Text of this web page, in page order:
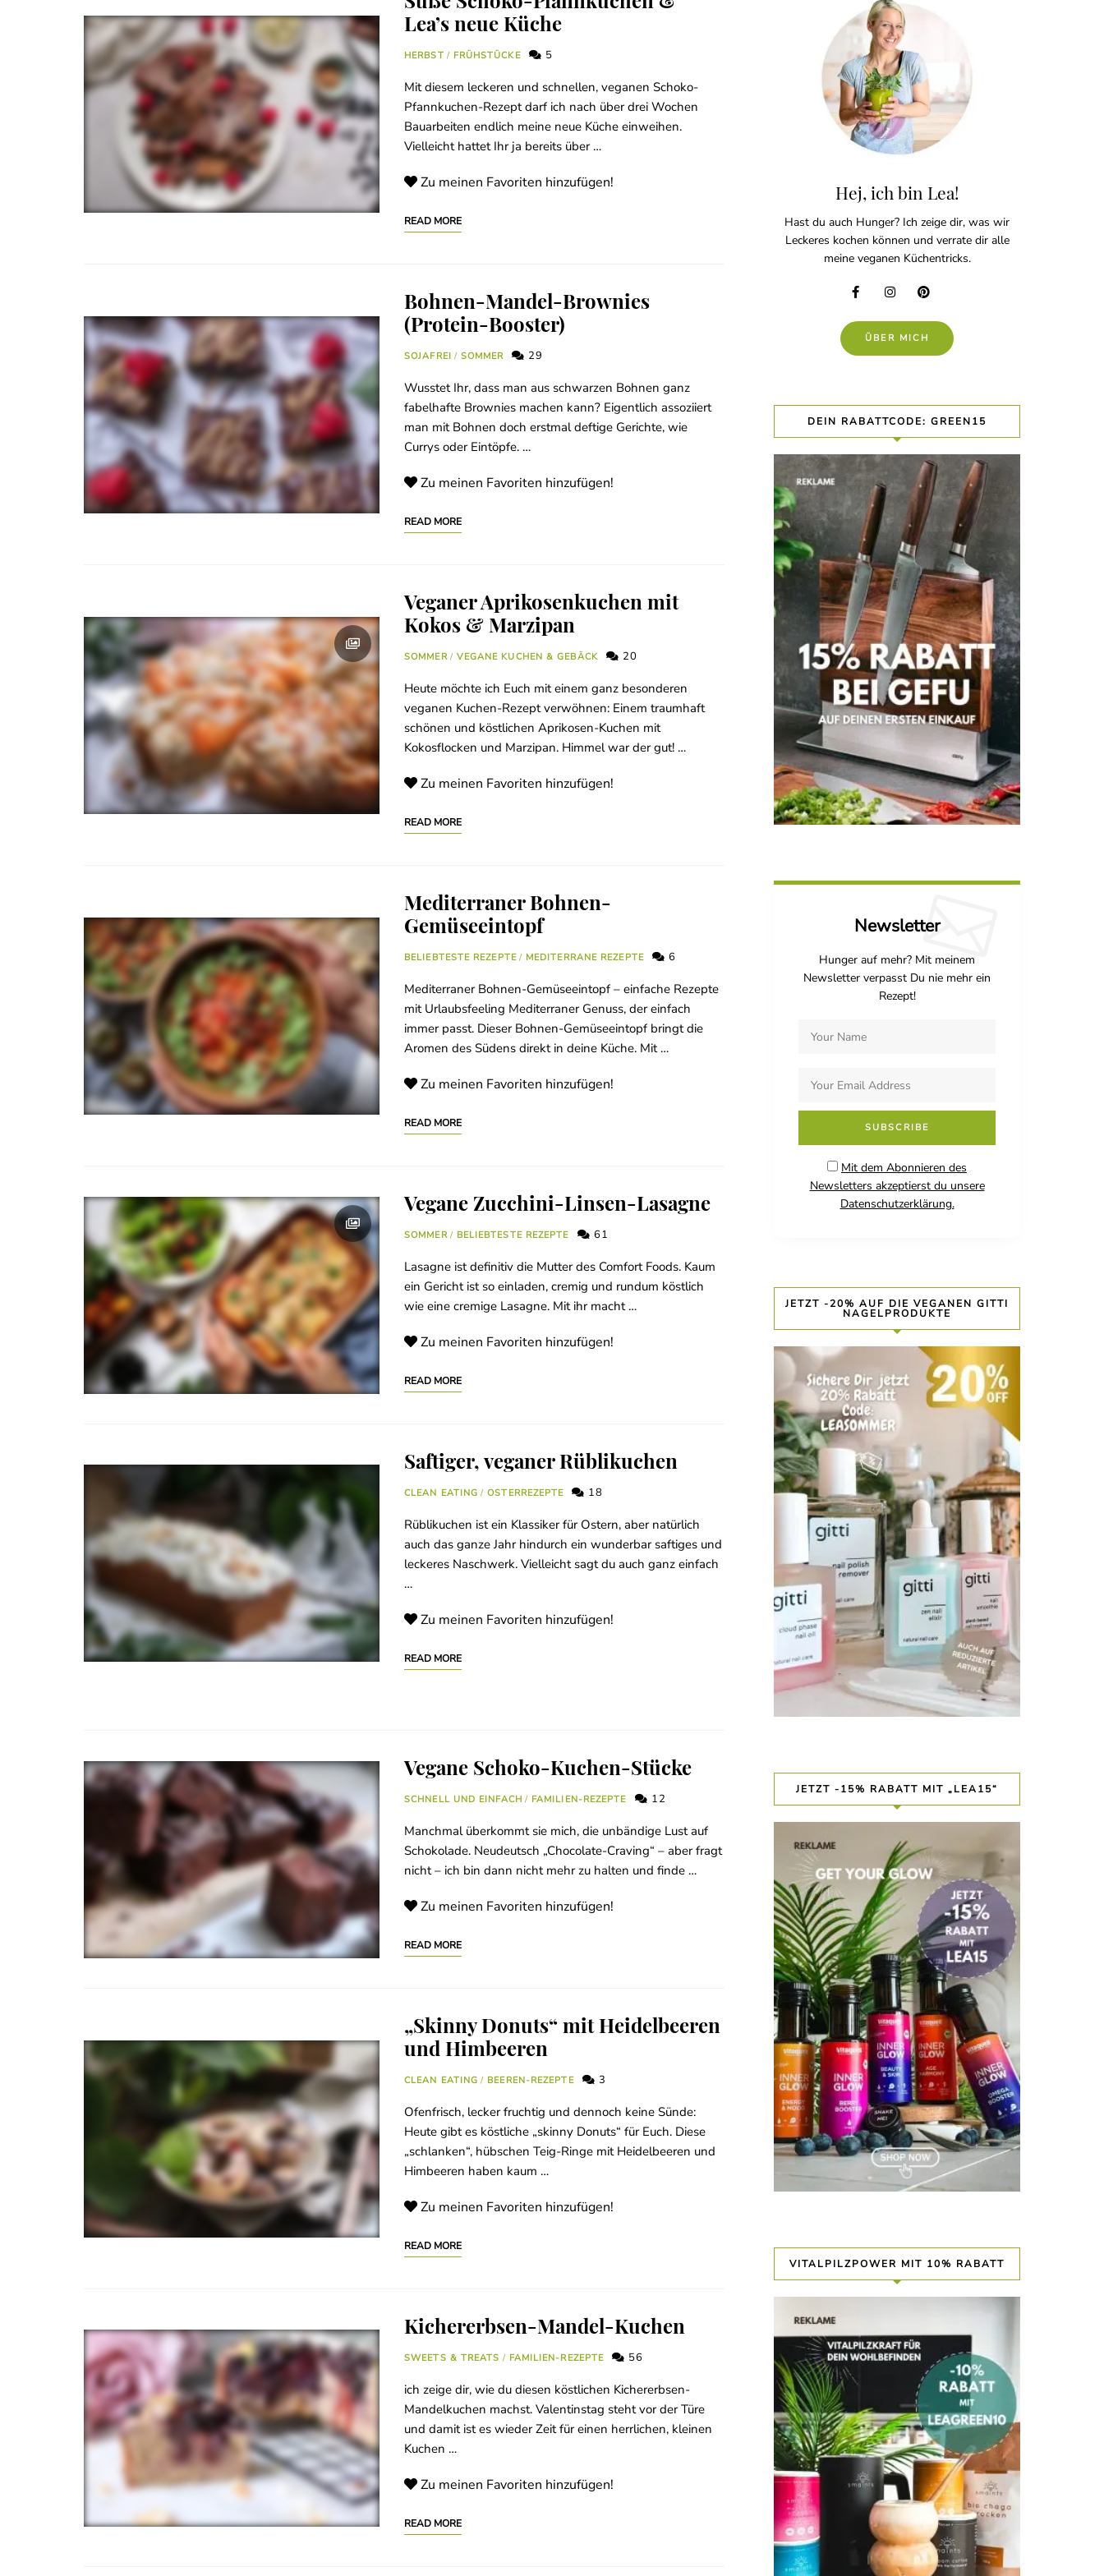
Lea’s neue Küche
HERBST / FRÜHSTÜCKE 5
Mit diesem leckeren und schnellen, veganen Schoko-
Pfannkuchen-Rezept darf ich nach über drei Wochen
Bauarbeiten endlich meine neue Küche einweihen.
Vielleicht hattet Ihr ja bereits über …
Zu meinen Favoriten hinzufügen!
READ MORE
Bohnen-Mandel-Brownies
(Protein-Booster)
SOJAFREI / SOMMER 29
Wusstet Ihr, dass man aus schwarzen Bohnen ganz
fabelhafte Brownies machen kann? Eigentlich assoziiert
man mit Bohnen doch erstmal deftige Gerichte, wie
Currys oder Eintöpfe. …
Zu meinen Favoriten hinzufügen!
READ MORE
Veganer Aprikosenkuchen mit
Kokos & Marzipan
SOMMER/ VEGANE KUCHEN & GEBÄCK 20
Heute möchte ich Euch mit einem ganz besonderen
veganen Kuchen-Rezept verwöhnen: Einem traumhaft
schönen und köstlichen Aprikosen-Kuchen mit
Kokosflocken und Marzipan. Himmel war der gut! …
Zu meinen Favoriten hinzufügen!
READ MORE
Mediterraner Bohnen-
Gemüseeintopf
BELIEBTESTE REZEPTE/ MEDITERRANE REZEPTE 6
Mediterraner Bohnen-Gemüseeintopf – einfache Rezepte
mit Urlaubsfeeling Mediterraner Genuss, der einfach
immer passt. Dieser Bohnen-Gemüseeintopf bringt die
Aromen des Südens direkt in deine Küche. Mit …
Zu meinen Favoriten hinzufügen!
READ MORE
Vegane Zucchini-Linsen-Lasagne
SOMMER/ BELIEBTESTE REZEPTE 61
Lasagne ist definitiv die Mutter des Comfort Foods. Kaum
ein Gericht ist so einladen, cremig und rundum köstlich
wie eine cremige Lasagne. Mit ihr macht …
Zu meinen Favoriten hinzufügen!
READ MORE
Saftiger, veganer Rüblikuchen
CLEAN EATING / OSTERREZEPTE 18
Rüblikuchen ist ein Klassiker für Ostern, aber natürlich
auch das ganze Jahr hindurch ein wunderbar saftiges und
leckeres Naschwerk. Vielleicht sagt du auch ganz einfach
…
Zu meinen Favoriten hinzufügen!
READ MORE
Vegane Schoko-Kuchen-Stücke
SCHNELL UND EINFACH / FAMILIEN-REZEPTE 12
Manchmal überkommt sie mich, die unbändige Lust auf
Schokolade. Neudeutsch „Chocolate-Craving“ – aber fragt
nicht – ich bin dann nicht mehr zu halten und finde …
Zu meinen Favoriten hinzufügen!
READ MORE
„Skinny Donuts“ mit Heidelbeeren
und Himbeeren
CLEAN EATING / BEEREN-REZEPTE 3
Ofenfrisch, lecker fruchtig und dennoch keine Sünde:
Heute gibt es köstliche „skinny Donuts“ für Euch. Diese
„schlanken“, hübschen Teig-Ringe mit Heidelbeeren und
Himbeeren haben kaum …
Zu meinen Favoriten hinzufügen!
READ MORE
Kichererbsen-Mandel-Kuchen
SWEETS & TREATS / FAMILIEN-REZEPTE 56
ich zeige dir, wie du diesen köstlichen Kichererbsen-
Mandelkuchen machst. Valentinstag steht vor der Türe
und damit ist es wieder Zeit für einen herrlichen, kleinen
Kuchen …
Zu meinen Favoriten hinzufügen!
READ MORE
Hej, ich bin Lea!
Hast du auch Hunger? Ich zeige dir, was wir
Leckeres kochen können und verrate dir alle
meine veganen Küchentricks.
ÜBER MICH
DEIN RABATTCODE: GREEN15
Newsletter
Hunger auf mehr? Mit meinem
Newsletter verpasst Du nie mehr ein
Rezept!
Mit dem Abonnieren des
Newsletters akzeptierst du unsere
Datenschutzerklärung.
JETZT -20% AUF DIE VEGANEN GITTI
NAGELPRODUKTE
JETZT -15% RABATT MIT „LEA15“
VITALPILZPOWER MIT 10% RABATT